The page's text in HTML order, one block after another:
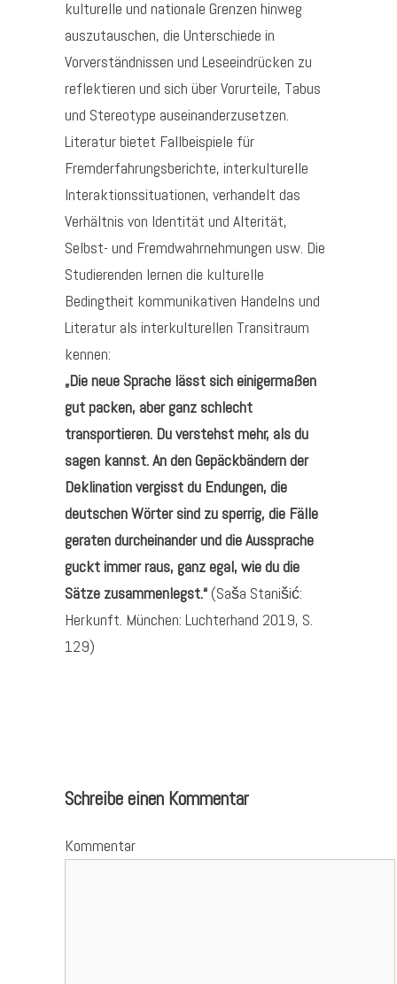
kulturelle und nationale Grenzen hinweg
auszutauschen, die Unterschiede in
Vorverständnissen und Leseeindrücken zu
reflektieren und sich über Vorurteile, Tabus
und Stereotype auseinanderzusetzen.
Literatur bietet Fallbeispiele für
Fremderfahrungsberichte, interkulturelle
Interaktionssituationen, verhandelt das
Verhältnis von Identität und Alterität,
Selbst- und Fremdwahrnehmungen usw. Die
Studierenden lernen die kulturelle
Bedingtheit kommunikativen Handelns und
Literatur als interkulturellen Transitraum
kennen:
„Die neue Sprache lässt sich einigermaßen
gut packen, aber ganz schlecht
transportieren. Du verstehst mehr, als du
sagen kannst. An den Gepäckbändern der
Deklination vergisst du Endungen, die
deutschen Wörter sind zu sperrig, die Fälle
geraten durcheinander und die Aussprache
guckt immer raus, ganz egal, wie du die
Sätze zusammenlegst.“ (Saša Stanišić:
Herkunft. München: Luchterhand 2019, S.
129)
Schreibe einen Kommentar
Kommentar